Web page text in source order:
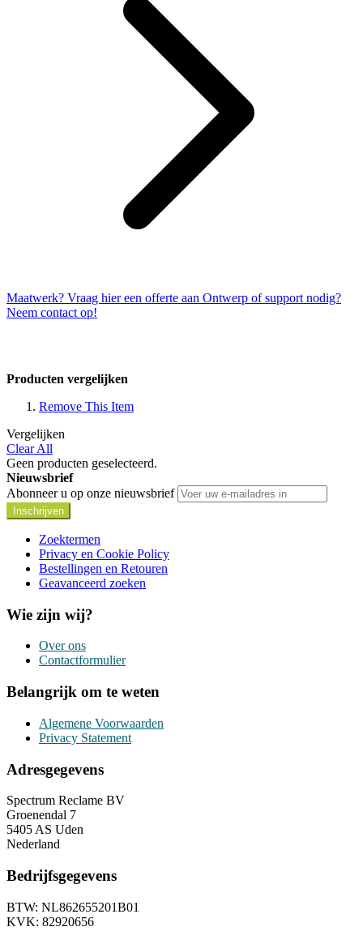
Maatwerk? Vraag hier een offerte aan Ontwerp of support nodig?
Neem contact op!
Producten vergelijken
Remove This Item
Vergelijken
Clear All
Geen producten geselecteerd.
Nieuwsbrief
Abonneer u op onze nieuwsbrief
Inschrijven
Zoektermen
Privacy en Cookie Policy
Bestellingen en Retouren
Geavanceerd zoeken
Wie zijn wij?
Over ons
Contactformulier
Belangrijk om te weten
Algemene Voorwaarden
Privacy Statement
Adresgegevens
Spectrum Reclame BV
Groenendal 7
5405 AS Uden
Nederland
Bedrijfsgegevens
BTW: NL862655201B01
KVK: 82920656